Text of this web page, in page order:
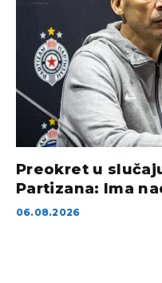
Preokret u
Partizana: Ima
06.08.2026